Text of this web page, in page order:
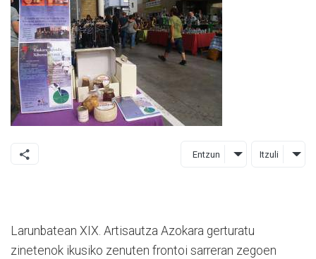
Entzun Itzuli
Larunbatean XIX. Artisautza Azokara gerturatu
zinetenok ikusiko zenuten frontoi sarreran zegoen